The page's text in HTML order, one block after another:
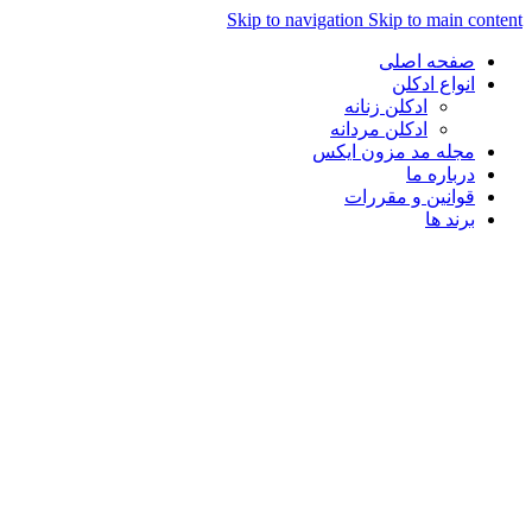
Skip to navigation Skip to main content
صفحه اصلی
انواع ادکلن
ادکلن زنانه
ادکلن مردانه
مجله مد مزون ایکس
درباره ما
قوانین و مقررات
برند ها